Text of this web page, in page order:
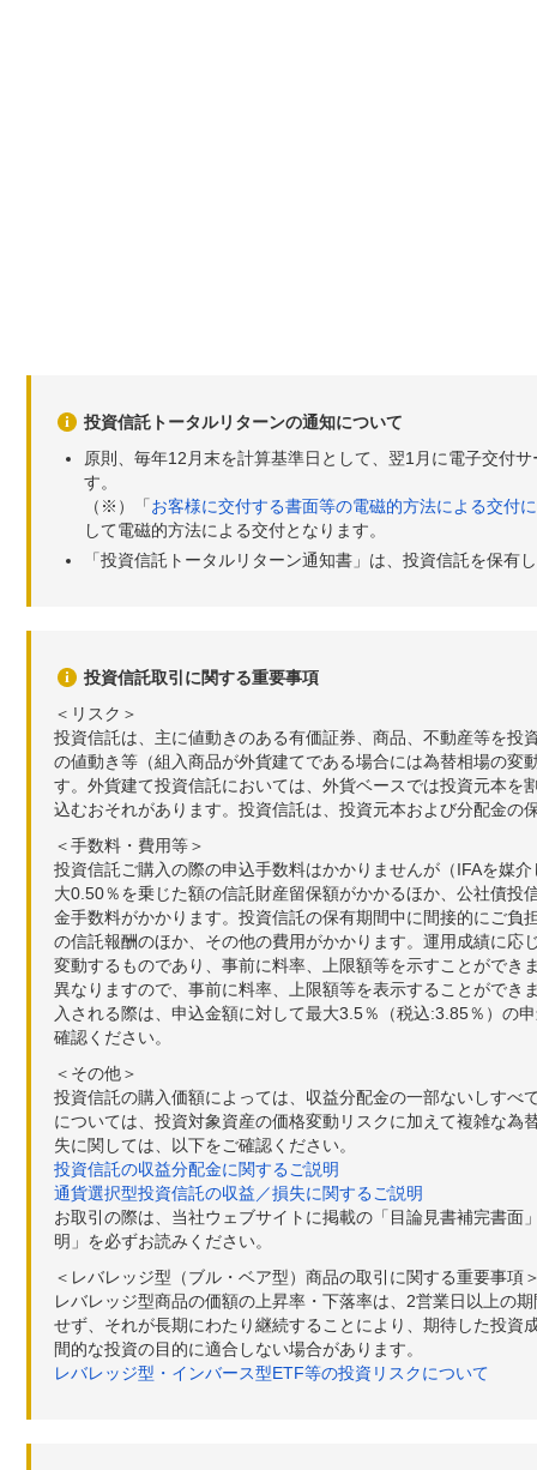
投資信託トータルリターンの通知について
原則、毎年12月末を計算基準日として、翌1月に電子交付
す。
（※）「お客様に交付する書面等の電磁的方法による交付
して電磁的方法による交付となります。
「投資信託トータルリターン通知書」は、投資信託を保有
投資信託取引に関する重要事項
＜リスク＞
投資信託は、主に値動きのある有価証券、商品、不動産等を
の値動き等（組入商品が外貨建てである場合には為替相場の
す。外貨建て投資信託においては、外貨ベースでは投資元本
込むおそれがあります。投資信託は、投資元本および分配金の
＜手数料・費用等＞
投資信託ご購入の際の申込手数料はかかりませんが（IFAを媒
大0.50％を乗じた額の信託財産留保額がかかるほか、公社債
金手数料がかかります。投資信託の保有期間中に間接的にご
の信託報酬のほか、その他の費用がかかります。運用成績に
変動するものであり、事前に料率、上限額等を示すことがで
異なりますので、事前に料率、上限額等を表示することがで
入される際は、申込金額に対して最大3.5％（税込:3.85％）の
確認ください。
＜その他＞
投資信託の購入価額によっては、収益分配金の一部ないしす
については、投資対象資産の価格変動リスクに加えて複雑な
失に関しては、以下をご確認ください。
投資信託の収益分配金に関するご説明
通貨選択型投資信託の収益／損失に関するご説明
お取引の際は、当社ウェブサイトに掲載の「目論見書補完書
明」を必ずお読みください。
＜レバレッジ型（ブル・ベア型）商品の取引に関する重要事項
レバレッジ型商品の価額の上昇率・下落率は、2営業日以上の
せず、それが長期にわたり継続することにより、期待した投
間的な投資の目的に適合しない場合があります。
レバレッジ型・インバース型ETF等の投資リスクについて